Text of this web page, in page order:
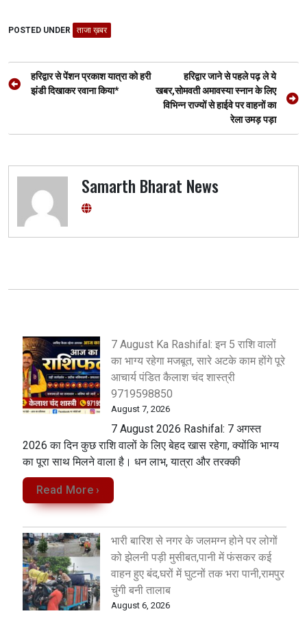
b
o
o
k
tt
er
at
s
A
p
a
m
g
er
POSTED UNDER ताजा ख़बर
Post
navigation
हरिद्वार से पेंशन प्रकाश यात्रा को हरी
झंडी दिखाकर रवाना किया*
हरिद्वार जाने से पहले पढ़ ले ये
खबर,सोमवती अमावस्या स्नान के लिए
विभिन्न राज्यों से हाईवे पर वाहनों का
रेला उमड़ पड़ा
Samarth Bharat News
7 August Ka Rashifal: इन 5 राशि वालों
का भाग्य रहेगा मजबूत, सारे अटके काम होंगे पूरे
आचार्य पंडित कैलाश चंद शास्त्री
9719598850
August 7, 2026
7 August 2026 Rashifal: 7 अगस्त
2026 का दिन कुछ राशि वालों के लिए बेहद खास रहेगा, क्योंकि भाग्य
का पूरा साथ मिलने वाला है। धन लाभ, यात्रा और तरक्की
Read More ›
भारी बारिश से नगर के जलमग्न होने पर लोगों
को झेलनी पड़ी मुसीबत,पानी में फंसकर कई
वाहन हुए बंद,घरों में घुटनों तक भरा पानी,रामपुर
चुंगी बनी तालाब
August 6, 2026